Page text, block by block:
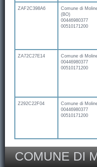
ZAF2C398A6
Comune di
(BO)
00446980377
00510171200
ZA72C27E14
Comune di
00446980377
00510171200
Z292C22F04
Comune di
00446980377
00510171200
COMUNE DI